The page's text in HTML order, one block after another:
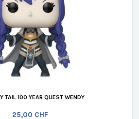
TAIL 100 YEAR QUEST WENDY
Prix
25,00 CHF